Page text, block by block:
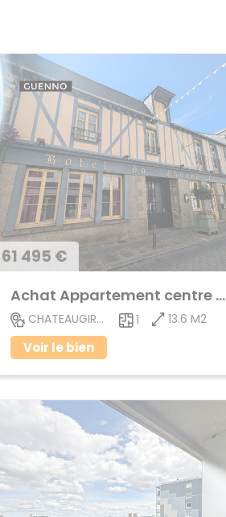
61 495 €
Achat Appartement centre ville
CHATEAUGIRON 1 13.6 M2
Voir le bien